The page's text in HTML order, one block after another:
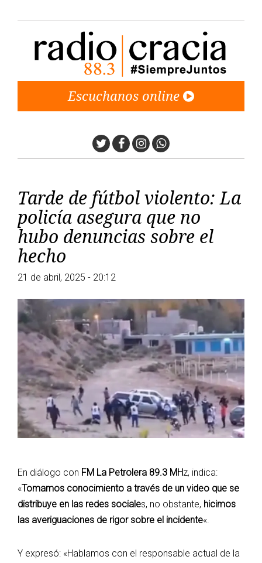
Escuchanos online
TwitterFacebook
Instagram
Whatsapp
Tarde de fútbol violento: La
policía asegura que no
hubo denuncias sobre el
hecho
21 de abril, 2025 - 20:12
En diálogo con FM La Petrolera 89.3 MHz, indica:
«Tomamos conocimiento a través de un video que se
distribuye en las redes sociales, no obstante, hicimos
las averiguaciones de rigor sobre el incidente«.
Y expresó: «Hablamos con el responsable actual de la